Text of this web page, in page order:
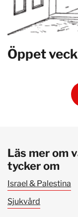
Öppet
Läs mer om
tycker om
Israel & Palestina
Sjukvård